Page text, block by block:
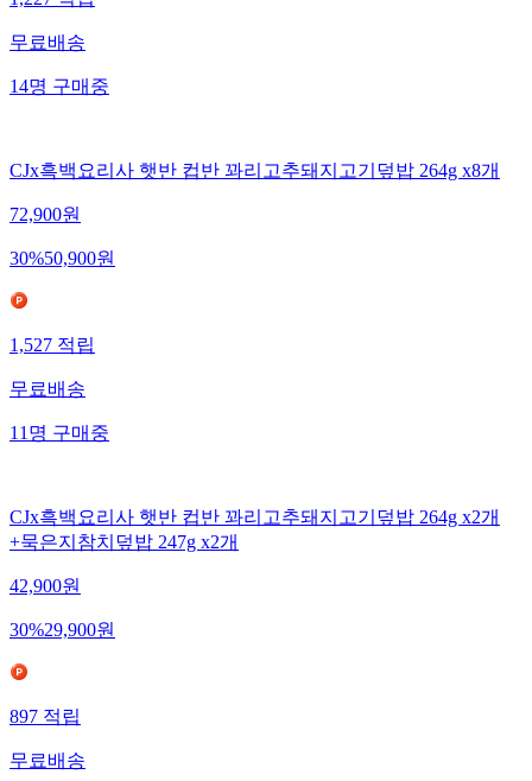
1,227적립
무료배송
14명구매중
CJx흑백요리사 햇반 컵반 꽈리고추돼지고기덮밥 264g x8개
72,900원
30%50,900원
1,527적립
무료배송
11명구매중
CJx흑백요리사 햇반 컵반 꽈리고추돼지고기덮밥 264g x2개
+묵은지참치덮밥 247g x2개
42,900원
30%29,900원
897적립
무료배송